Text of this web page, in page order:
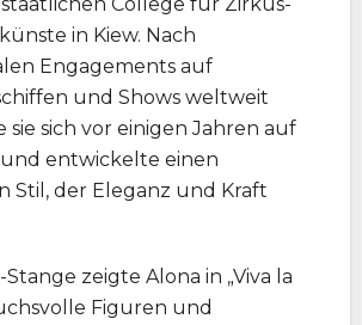
in Kiew. Nach
Engagements auf
und Shows weltweit
sie sich vor einigen Jahren auf
entwickelte einen
Stil, der Eleganz und Kraft
zeigte Alona in „Viva la
Figuren und